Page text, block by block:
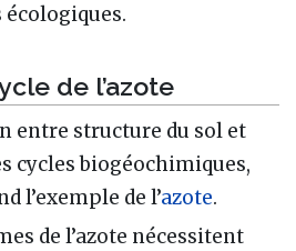
écologiques.
de l’azote
entre structure du sol et
cycles biogéochimiques,
l’exemple de l’azote.
de l’azote nécessitent